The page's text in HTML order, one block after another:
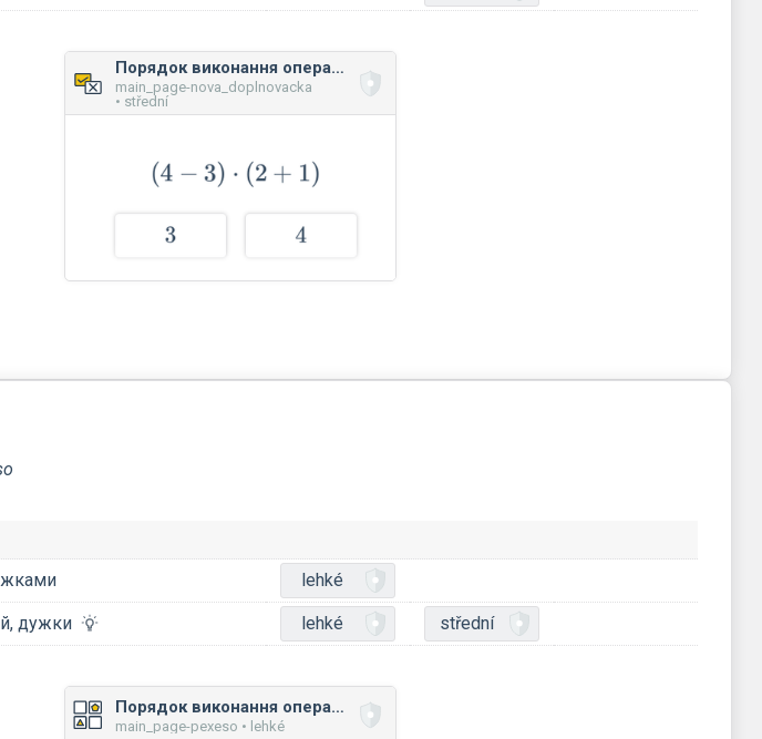
Порядок виконання операцій, дужки
main_page-nova_doplnovacka
• střední
lehké
дужки lehké střední
Порядок виконання операцій, дужки
main_page-pexeso • lehké